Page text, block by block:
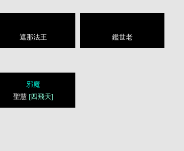
遮那法王 鑑世老
邪魔
聖慧 [四飛天]